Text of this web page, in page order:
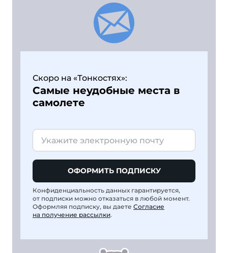
Скоро на «Тонкостях»:
Самые неудобные места в
самолете
ОФОРМИТЬ ПОДПИСКУ
Конфиденциальность данных гарантируется,
от подписки можно отказаться в любой момент.
Оформляя подписку, вы даете Согласие
на получение рассылки.